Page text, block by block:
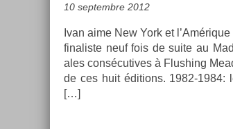
10 septembre 2012
Ivan aime New York et
fin­alis­te neuf fois de suite au
ales con­sécutives à Flush­ing
de ces huit édi­tions. 1982-1984:
[…]